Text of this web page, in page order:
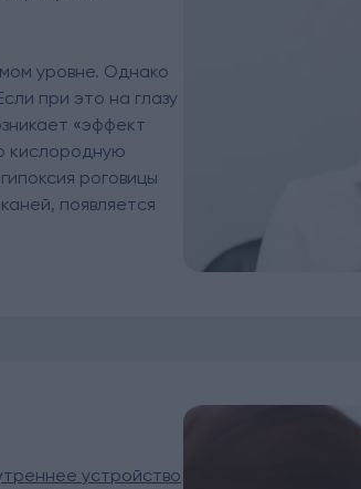
уровне. Однако
при это на глазу
«эффект
кислородную
роговицы
появляется
устройство